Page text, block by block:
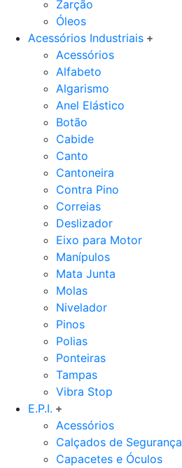
Zarção
Óleos
Acessórios Industriais
Acessórios
Alfabeto
Algarismo
Anel Elástico
Botão
Cabide
Canto
Cantoneira
Contra Pino
Correias
Deslizador
Eixo para Motor
Manípulos
Mata Junta
Molas
Nivelador
Pinos
Polias
Ponteiras
Tampas
Vibra Stop
E.P.I.
Acessórios
Calçados de Segurança
Capacetes e Óculos